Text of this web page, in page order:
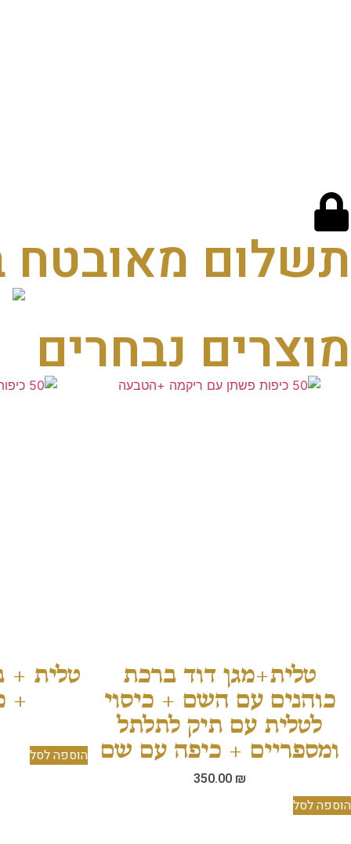
תשלום
מוצרים נבחרים
טלית+מגן דוד ברכת
כוהנים עם השם + כיסוי
לטלית עם תיק לתלתל
ומספריים + כיפה עם שם
350.00 ₪
הוספה לסל
טלית +
+
הוספה לסל